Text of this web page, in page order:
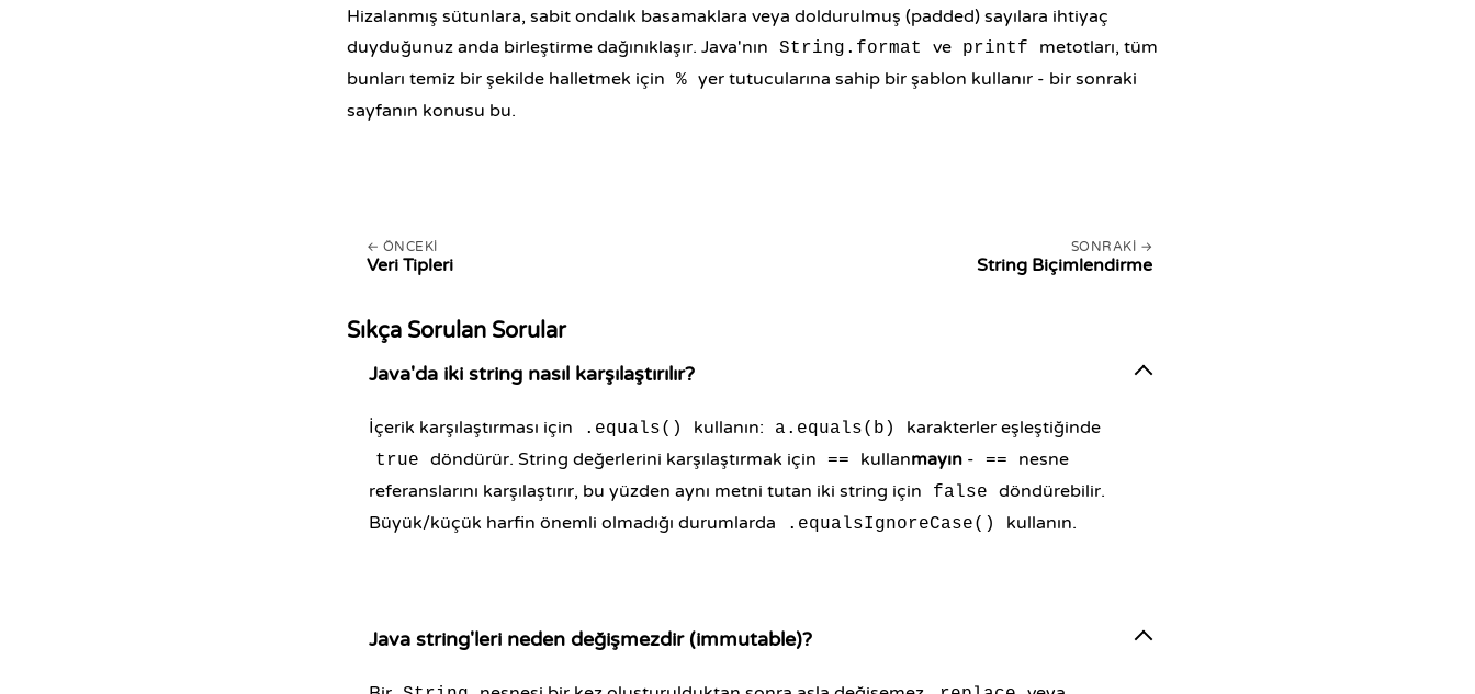
Hizalanmış sütunlara, sabit ondalık basamaklara veya doldurulmuş (padded) sayılara ihtiyaç
duyduğunuz anda birleştirme dağınıklaşır. Java'nın
String.format ve printf
metotları, tüm
bunları temiz bir şekilde halletmek için
% yer tutucularına sahip bir şablon kullanır - bir sonraki
sayfanın konusu bu.
ÖNCEKI
Veri Tipleri
SONRAKI
String Biçimlendirme
Sıkça Sorulan Sorular
Java'da iki string nasıl karşılaştırılır?
İçerik karşılaştırması için .equals() kullanın: a.equals(b) karakterler eşleştiğinde
true döndürür. String değerlerini karşılaştırmak için == kullanmayın - ==
nesne
referanslarını karşılaştırır, bu yüzden aynı metni tutan iki string için
false
döndürebilir.
Büyük/küçük harfin önemli olmadığı durumlarda
.equalsIgnoreCase() kullanın.
Java string'leri neden değişmezdir (immutable)?